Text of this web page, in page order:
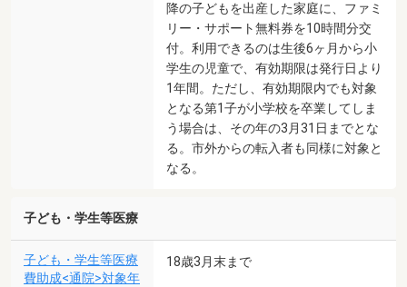
降の子どもを出産した家庭に、ファミ
リー・サポート無料券を10時間分交
付。利用できるのは生後6ヶ月から小
学生の児童で、有効期限は発行日より
1年間。ただし、有効期限内でも対象
となる第1子が小学校を卒業してしま
う場合は、その年の3月31日までとな
る。市外からの転入者も同様に対象と
なる。
子ども・学生等医療
子ども・学生等医療
費助成<通院>対象年
18歳3月末まで